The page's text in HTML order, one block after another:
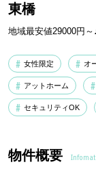
東橋
地域最安値29000円
女性限定 オ
アットホーム
セキュリティOK
物件概要